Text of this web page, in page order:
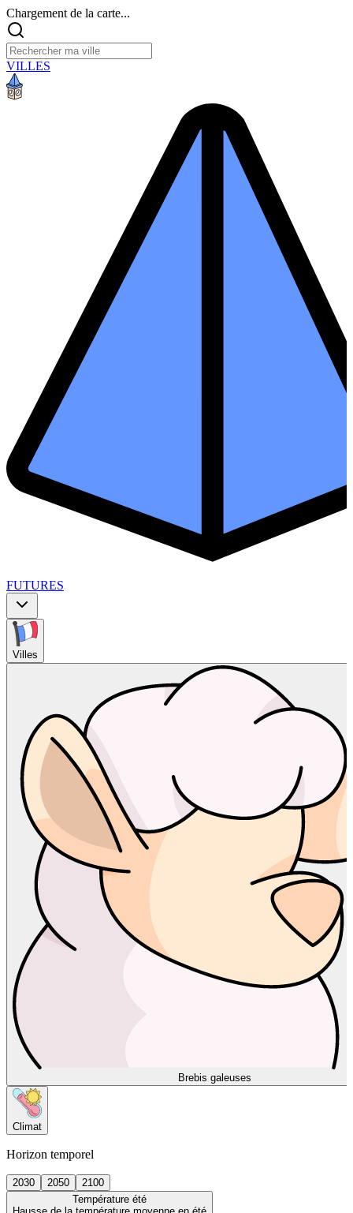
Chargement de la carte...
VILLES
FUTURES
Villes
Brebis galeuses
Climat
Horizon temporel
2030 2050
2100
Température été